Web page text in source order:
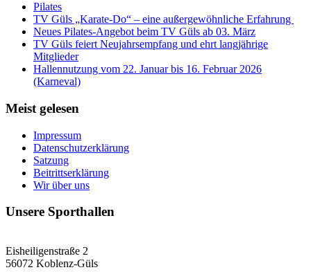
Pilates
TV Güls „Karate-Do“ – eine außergewöhnliche Erfahrung
Neues Pilates-Angebot beim TV Güls ab 03. März
TV Güls feiert Neujahrsempfang und ehrt langjährige
Mitglieder
Hallennutzung vom 22. Januar bis 16. Februar 2026
(Karneval)
Meist gelesen
Impressum
Datenschutzerklärung
Satzung
Beitrittserklärung
Wir über uns
Unsere Sporthallen
Eisheiligenstraße 2
56072 Koblenz-Güls